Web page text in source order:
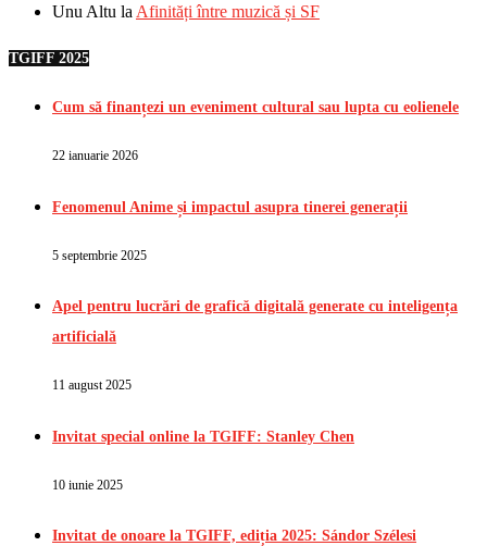
Unu Altu la Afinități între muzică și SF
TGIFF 2025
Cum să finanțezi un eveniment cultural sau lupta cu eolienele
22 ianuarie 2026
Fenomenul Anime și impactul asupra tinerei generații
5 septembrie 2025
Apel pentru lucrări de grafică digitală generate cu inteligența
artificială
11 august 2025
Invitat special online la TGIFF: Stanley Chen
10 iunie 2025
Invitat de onoare la TGIFF, ediția 2025: Sándor Szélesi